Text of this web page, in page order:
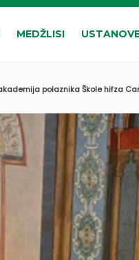
MEDŽLISI
polaznika Škole hifza